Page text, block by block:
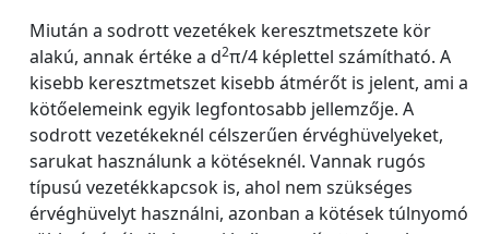
Miután a sodrott vezetékek keresztmetszete kör
alakú, annak értéke a d2π/4 képlettel számítható. A
kisebb keresztmetszet kisebb átmérőt is jelent, ami a
kötőelemeink egyik legfontosabb jellemzője. A
sodrott vezetékeknél célszerűen érvéghüvelyeket,
sarukat használunk a kötéseknél. Vannak rugós
típusú vezetékkapcsok is, ahol nem szükséges
érvéghüvelyt használni, azonban a kötések túlnyomó